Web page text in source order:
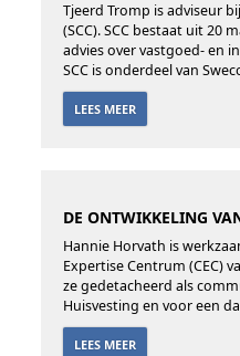
Tjeerd Tromp is adviseur
(SCC). SCC bestaat uit 20
advies over vastgoed- en
SCC is onderdeel van
LEES MEER
DE ONTWIKKELING
Hannie Horvath is
Expertise Centrum (CEC)
ze gedetacheerd als
Huisvesting en voor een
LEES MEER